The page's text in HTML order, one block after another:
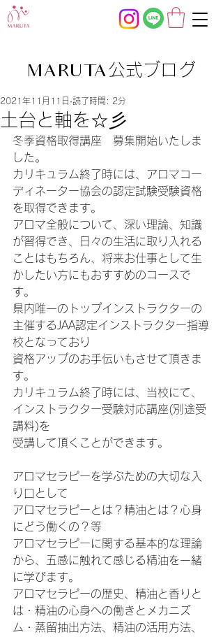
MARUTA公式ブログ
土台と軸を☆彡
2021年11月11日 読了時間: 2分
冬季資格取得講座　募集開始いたしま
した。
カリキュラム終了時には、アロマコー
ディネーター協会の認定試験受験資格
を取得できます。
アロマ全般について、深い理論、知識
が習得でき、日々の生活に取り入れる
ことはもちろん、将来お仕事として生
かしたい方にもおすすめのコースで
す。
県内唯一のトップインストラクターの
主催するJAA認定インストラクター指導
校となっており
資格アップのお手伝いもさせて頂きま
す。
カリキュラム終了時には、当校にて、
インストラクター受験対応講座(別途受
講料)を
受講して頂くことができます。
アロマセラピーを学ぶための大切な入
り口として
アロマセラピーとは？精油とは？心身
にどう働くの？等
アロマセラピーに関する基本的な理論
から、五感に触れて感じる精油を一緒
に学びます。
アロマセラピーの歴史、精油と香りと
は・精油の心身への働きとメカニズ
ム・蒸留抽出方法、精油の活用方法、